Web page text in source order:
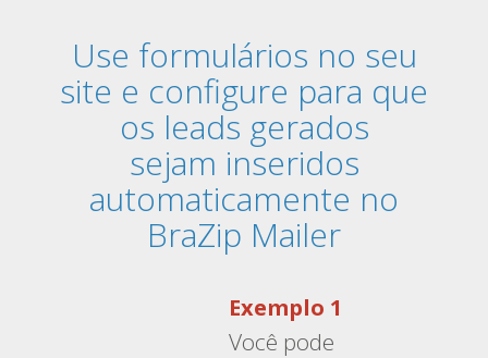
Use formulários no seu
site e configure para que
os leads gerados
sejam inseridos
automaticamente no
BraZip Mailer
Exemplo 1
Você pode